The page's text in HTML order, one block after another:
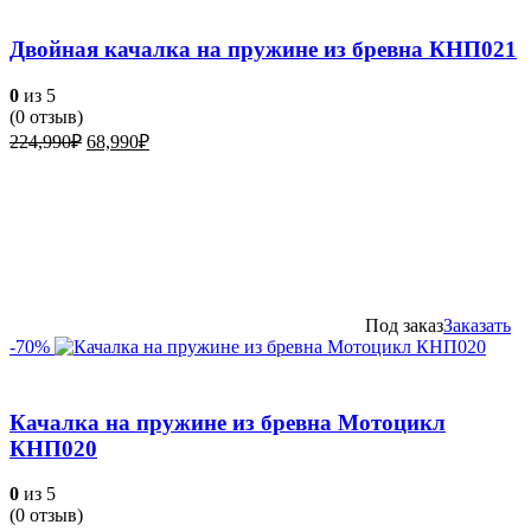
Двойная качалка на пружине из бревна КНП021
0 из 5
(0 отзыв)
224,990₽ Первоначальная
68,990₽Текущая
Под заказЗаказать
-70%
Качалка на пружине из бревна Мотоцикл
КНП020
0 из 5
(0 отзыв)